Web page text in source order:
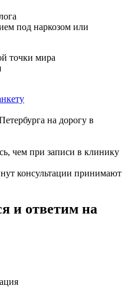
под наркозом или
точки мира
на дорогу в
чем при записи в клинику
консультации принимают
и ответим на